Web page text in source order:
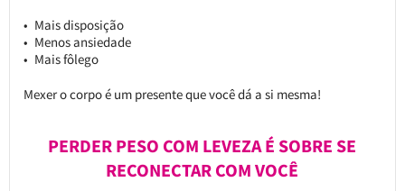
Mais disposição
Menos ansiedade
Mais fôlego
Mexer o corpo é um presente que você dá a si mesma!
PERDER PESO COM LEVEZA É SOBRE SE
RECONECTAR COM VOCÊ